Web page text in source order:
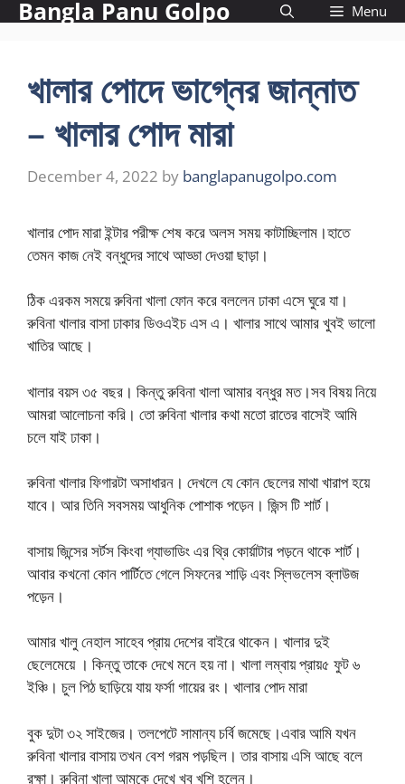
SkipBangla Panu Golpo Menu
খালার পোদে ভাগ্নের জান্নাত
– খালার পোদ মারা
December 4, 2022 by banglapanugolpo.com
খালার পোদ মারা ইন্টার পরীক্ষ শেষ করে অলস সময় কাটাচ্ছিলাম।হাতে
তেমন কাজ নেই বন্ধুদের সাথে আড্ডা দেওয়া ছাড়া।
ঠিক এরকম সময়ে রুবিনা খালা ফোন করে বললেন ঢাকা এসে ঘুরে যা।
রুবিনা খালার বাসা ঢাকার ডিওএইচ এস এ। খালার সাথে আমার খুবই ভালো
খাতির আছে।
খালার বয়স ৩৫ বছর। কিন্তু রুবিনা খালা আমার বন্ধুর মত।সব বিষয় নিয়ে
আমরা আলোচনা করি। তো রুবিনা খালার কথা মতো রাতের বাসেই আমি
চলে যাই ঢাকা।
রুবিনা খালার ফিগারটা অসাধারন। দেখলে যে কোন ছেলের মাথা খারাপ হয়ে
যাবে। আর তিনি সবসময় আধুনিক পোশাক পড়েন। জিন্স টি শার্ট।
বাসায় জিন্সের সর্টস কিংবা গ্যাভাডিং এর থ্রি কোর্য়াটার পড়নে থাকে শার্ট।
আবার কখনো কোন পার্টিতে গেলে সিফনের শাড়ি এবং স্লিভলেস ব্লাউজ
পড়েন।
আমার খালু নেহাল সাহেব প্রায় দেশের বাইরে থাকেন। খালার দুই
ছেলেমেয়ে । কিন্তু তাকে দেখে মনে হয় না। খালা লম্বায় প্রায়৫ ফুট ৬
ইঞ্চি। চুল পিঠ ছাড়িয়ে যায় ফর্সা গায়ের রং। খালার পোদ মারা
বুক দুটা ৩২ সাইজের। তলপেটে সামান্য চর্বি জমেছে।এবার আমি যখন
রুবিনা খালার বাসায় তখন বেশ গরম পড়ছিল। তার বাসায় এসি আছে বলে
রক্ষা। রুবিনা খালা আমকে দেখে খুব খুশি হলেন।